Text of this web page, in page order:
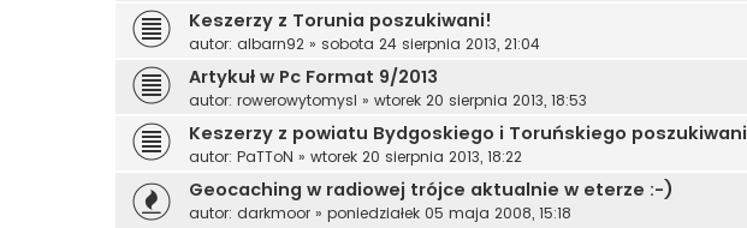
Keszerzy z Torunia poszukiwani!
autor: albarn92 » sobota 24 sierpnia 2013, 21:04
Artykuł w Pc Format 9/2013
autor: rowerowytomysl » wtorek 20 sierpnia 2013, 18:53
Keszerzy z powiatu Bydgoskiego i Toruńskiego poszukiwani
autor: PaTToN » wtorek 20 sierpnia 2013, 18:22
Geocaching w radiowej trójce aktualnie w eterze :-)
autor: darkmoor » poniedziałek 05 maja 2008, 15:18